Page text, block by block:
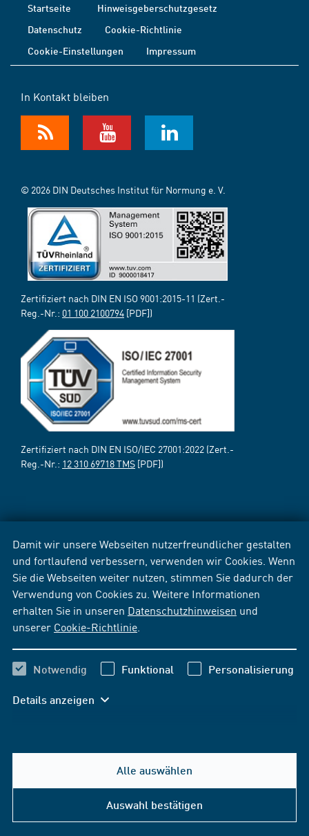
Damit wir unsere Webseiten nutzerfreundlicher gestalten
und fortlaufend verbessern, verwenden wir Cookies. Wenn
Sie die Webseiten weiter nutzen, stimmen Sie dadurch der
Verwendung von Cookies zu. Weitere Informationen
erhalten Sie in unseren Datenschutzhinweisen und
unserer Cookie-Richtlinie
Notwendig Funktional Personalisierung
Details anzeigen
Alle auswählen
Auswahl bestätigen
Startseite
Hinweisgeberschutzgesetz
Datenschutz
Cookie-Richtlinie
Cookie-Einstellungen
Impressum
In Kontakt bleiben
© 2026 DIN Deutsches Institut für Normung e. V.
Zertifiziert nach DIN EN ISO 9001:2015-11 (Zert.-
Reg.-Nr.: 01 100 2100794 [PDF])
Zertifiziert nach DIN EN ISO/IEC 27001:2022 (Zert.-
Reg.-Nr.: 12 310 69718 TMS [PDF])